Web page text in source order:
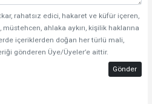
rahatsız edici, hakaret ve küfür içeren,
müstehcen, ahlaka aykırı, kişilik haklarına
içeriklerden doğan her türlü mali,
gönderen Üye/Üyeler’e aittir.
Gönder